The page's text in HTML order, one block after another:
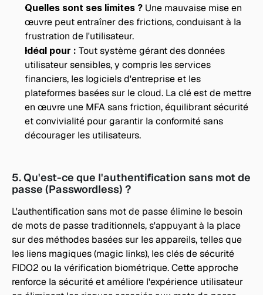
Quelles sont ses limites ? Une mauvaise mise en
œuvre peut entraîner des frictions, conduisant à la
frustration de l'utilisateur.
Idéal pour : Tout système gérant des données
utilisateur sensibles, y compris les services
financiers, les logiciels d'entreprise et les
plateformes basées sur le cloud. La clé est de mettre
en œuvre une MFA sans friction, équilibrant sécurité
et convivialité pour garantir la conformité sans
décourager les utilisateurs.
5. Qu'est-ce que l'authentification sans mot de
passe (Passwordless) ?
L'authentification sans mot de passe élimine le besoin
de mots de passe traditionnels, s'appuyant à la place
sur des méthodes basées sur les appareils, telles que
les liens magiques (magic links), les clés de sécurité
FIDO2 ou la vérification biométrique. Cette approche
renforce la sécurité et améliore l'expérience utilisateur